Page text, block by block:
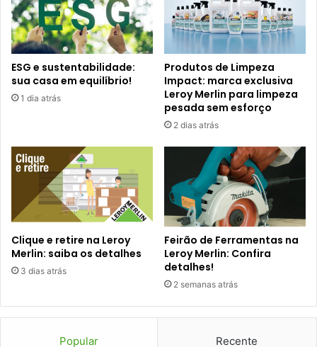
ESG e sustentabilidade:
sua casa em equilíbrio!
1 dia atrás
Produtos de Limpeza
Impact: marca exclusiva
Leroy Merlin para limpeza
pesada sem esforço
2 dias atrás
Clique e retire na Leroy
Merlin: saiba os detalhes
3 dias atrás
Feirão de Ferramentas na
Leroy Merlin: Confira
detalhes!
2 semanas atrás
Popular Recente